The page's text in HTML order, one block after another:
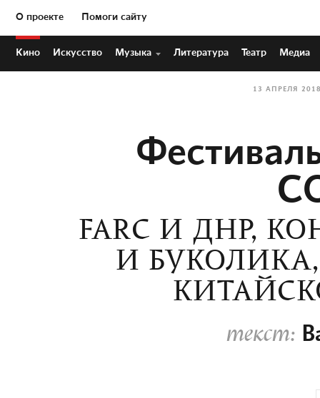
О проекте Помоги сайту
Кино Искусство Музыка Литература Театр Медиа
13 АПРЕЛЯ
FARC И ДНР,
И
текст: